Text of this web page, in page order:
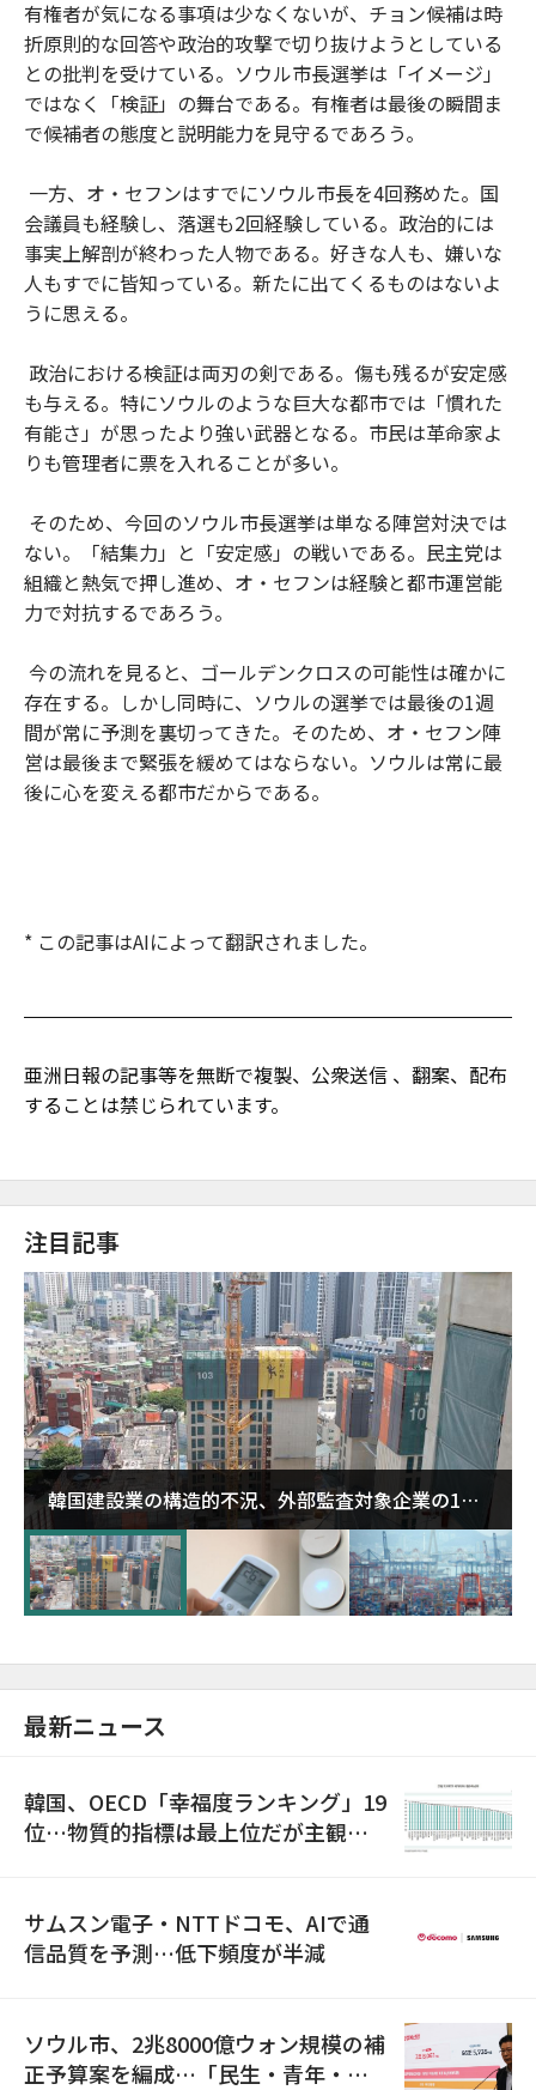
有権者が気になる事項は少なくないが、チョン候補は時
折原則的な回答や政治的攻撃で切り抜けようとしている
との批判を受けている。ソウル市長選挙は「イメージ」
ではなく「検証」の舞台である。有権者は最後の瞬間ま
で候補者の態度と説明能力を見守るであろう。
一方、オ・セフンはすでにソウル市長を4回務めた。国
会議員も経験し、落選も2回経験している。政治的には
事実上解剖が終わった人物である。好きな人も、嫌いな
人もすでに皆知っている。新たに出てくるものはないよ
うに思える。
政治における検証は両刃の剣である。傷も残るが安定感
も与える。特にソウルのような巨大な都市では「慣れた
有能さ」が思ったより強い武器となる。市民は革命家よ
りも管理者に票を入れることが多い。
そのため、今回のソウル市長選挙は単なる陣営対決では
ない。「結集力」と「安定感」の戦いである。民主党は
組織と熱気で押し進め、オ・セフンは経験と都市運営能
力で対抗するであろう。
今の流れを見ると、ゴールデンクロスの可能性は確かに
存在する。しかし同時に、ソウルの選挙では最後の1週
間が常に予測を裏切ってきた。そのため、オ・セフン陣
営は最後まで緊張を緩めてはならない。ソウルは常に最
後に心を変える都市だからである。
* この記事はAIによって翻訳されました。
亜洲日報の記事等を無断で複製、公衆送信 、翻案、配布
することは禁じられています。
注目記事
韓国建設業の構造的不況、外部監査対象企業の1割
超が「ゾンビ企業」に…5年で2.8倍増
最新ニュース
韓国、OECD「幸福度ランキング」19
位…物質的指標は最上位だが主観的
サムスン電子・NTTドコモ、AIで通
信品質を予測…低下頻度が半減
ソウル市、2兆8000億ウォン規模の補
正予算案を編成…「民生・青年・安